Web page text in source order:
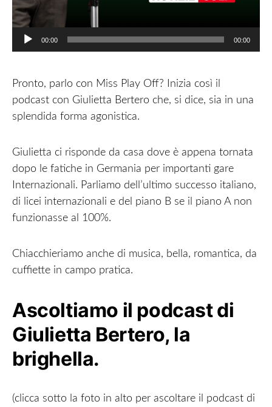
00:00 00:00
Pronto, parlo con Miss Play Off? Inizia così il
podcast con Giulietta Bertero che, si dice, sia in una
splendida forma agonistica.
Giulietta ci risponde da casa dove è appena tornata
dopo le fatiche in Germania per importanti gare
Internazionali. Parliamo dell’ultimo successo italiano,
di licei internazionali e del piano B se il piano A non
funzionasse al 100%.
Chiacchieriamo anche di musica, bella, romantica, da
cuffiette in campo pratica.
Ascoltiamo il podcast di
Giulietta Bertero, la
brighella.
(clicca sotto la foto in alto per ascoltare il podcast di